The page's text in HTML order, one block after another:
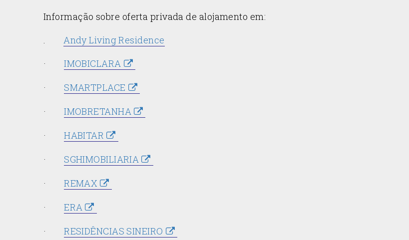
Informação sobre oferta privada de alojamento em:
.Andy Living Residence
·IMOBICLARA
·SMARTPLACE
·IMOBRETANHA
·HABITAR
·SGHIMOBILIARIA
·REMAX
·ERA
·RESIDÊNCIAS SINEIRO